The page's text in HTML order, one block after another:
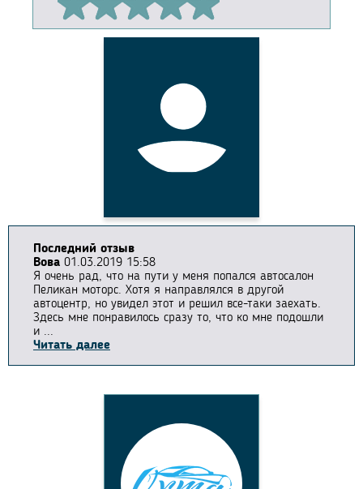
Последний отзыв
Вова 01.03.2019 15:58
Я очень рад, что на пути у меня попался автосалон
Пеликан моторс. Хотя я направлялся в другой
автоцентр, но увидел этот и решил все-таки заехать.
Здесь мне понравилось сразу то, что ко мне подошли
и ...
Читать далее